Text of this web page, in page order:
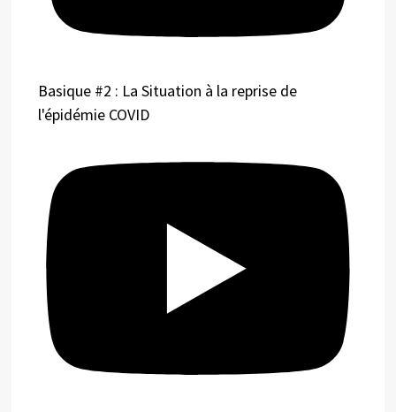
Basique #2 : La Situation à la reprise de
l'épidémie COVID